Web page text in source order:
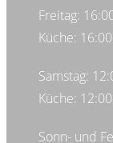
Freitag:
Küche:
Samstag:
Küche:
Sonn- und